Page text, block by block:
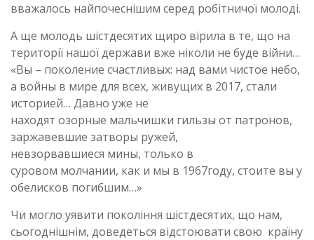
вважалось найпочеснішим серед робітничої молоді.
А ще молодь шістдесятих щиро вірила в те, що на
території нашої держави вже ніколи не буде війни…
«Вы – поколение счастливых: над вами чистое небо,
а войны в мире для всех, живущих в 2017, стали
историей… Давно уже не
находят озорные мальчишки гильзы от патронов,
заржавевшие затворы ружей,
невзорвавшиеся мины, только в
суровом молчании, как и мы в 1967году, стоите вы у
обелисков погибшим…»
Чи могло уявити покоління шістдесятих, що нам,
сьогоднішнім, доведеться відстоювати свою країну